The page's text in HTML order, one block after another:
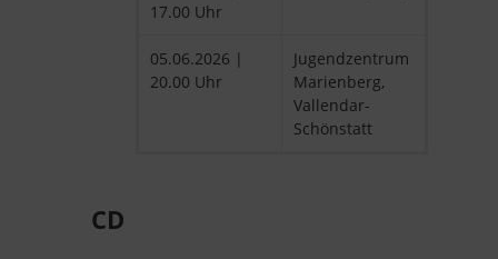
17.00 Uhr
05.06.2026 |
20.00 Uhr
Jugendzentrum
Marienberg,
Vallendar-
Schönstatt
CD